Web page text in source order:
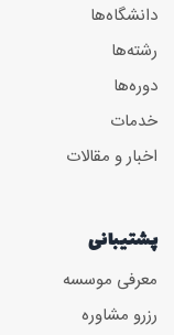
دانشگاه‌ها
رشته‌ها
دوره‌ها
خدمات
اخبار و مقالات
پشتیبانی
معرفی موسسه
رزرو مشاوره